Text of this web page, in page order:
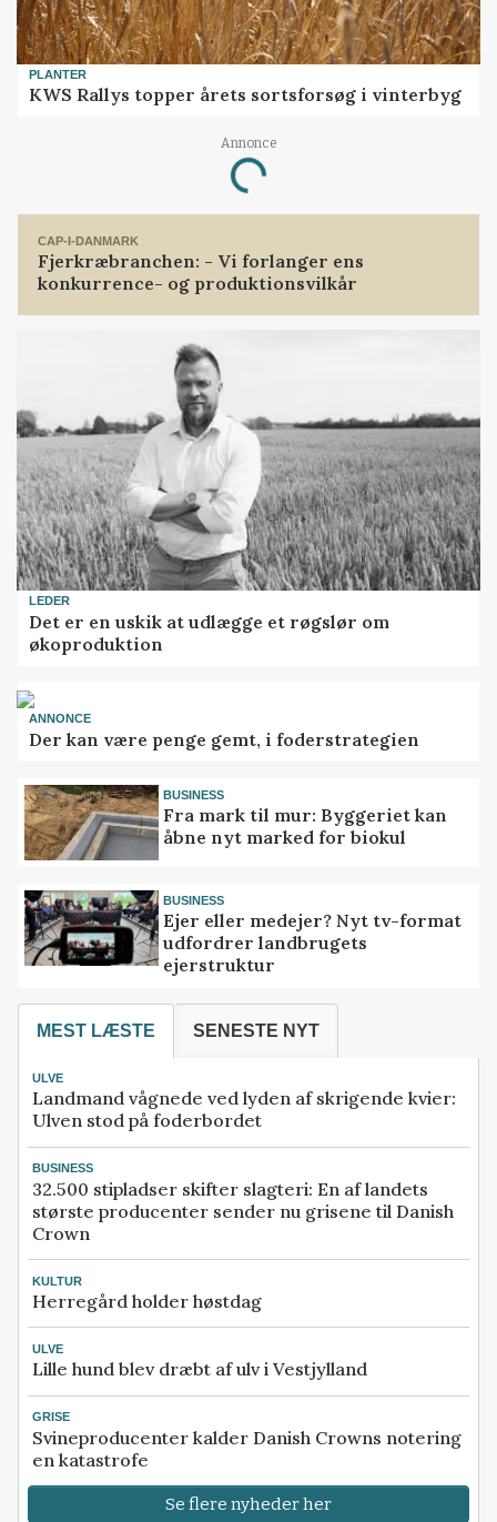
PLANTER
KWS Rallys topper årets sortsforsøg i vinterbyg
Annonce
Loading...
CAP-I-DANMARK
Fjerkræbranchen: - Vi forlanger ens
konkurrence- og produktionsvilkår
LEDER
Det er en uskik at udlægge et røgslør om
økoproduktion
ANNONCE
Der kan være penge gemt, i foderstrategien
BUSINESS
Fra mark til mur: Byggeriet kan
åbne nyt marked for biokul
BUSINESS
Ejer eller medejer? Nyt tv-format
udfordrer landbrugets
ejerstruktur
MEST LÆSTE SENESTE NYT
ULVE
Landmand vågnede ved lyden af skrigende kvier:
Ulven stod på foderbordet
BUSINESS
32.500 stipladser skifter slagteri: En af landets
største producenter sender nu grisene til Danish
Crown
KULTUR
Herregård holder høstdag
ULVE
Lille hund blev dræbt af ulv i Vestjylland
GRISE
Svineproducenter kalder Danish Crowns notering
en katastrofe
Se flere nyheder her